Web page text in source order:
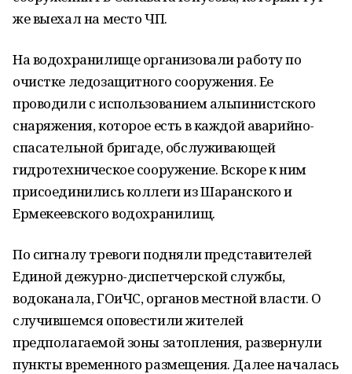
же выехал на место ЧП.
На водохранилище организовали работу по
очистке ледозащитного сооружения. Ее
проводили с использованием альпинистского
снаряжения, которое есть в каждой аварийно-
спасательной бригаде, обслуживающей
гидротехническое сооружение. Вскоре к ним
присоединились коллеги из Шаранского и
Ермекеевского водохранилищ.
По сигналу тревоги подняли представителей
Единой дежурно-диспетчерской службы,
водоканала, ГОиЧС, органов местной власти. О
случившемся оповестили жителей
предполагаемой зоны затопления, развернули
пункты временного размещения. Далее началась